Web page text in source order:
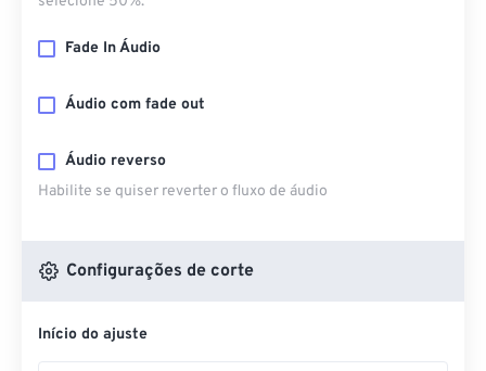
Fade In Áudio
Áudio com fade out
Áudio reverso
Habilite se quiser reverter o fluxo de áudio
Configurações de corte
Início do ajuste